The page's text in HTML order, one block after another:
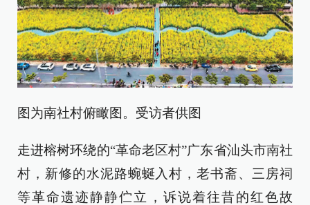
图为南社村俯瞰图。受访者供图
走进榕树环绕的“革命老区村”广东省汕头市南社
村，新修的水泥路蜿蜒入村，老书斋、三房祠
等革命遗迹静静伫立，诉说着往昔的红色故